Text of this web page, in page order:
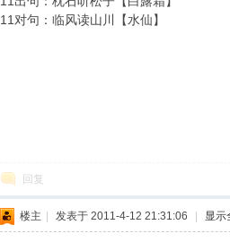
11对句：临风读山川【水仙】
回复
楼主 发表于 2011-4-12 21:31:06 显示